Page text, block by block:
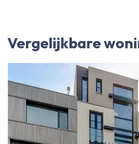
Vergelijkbare